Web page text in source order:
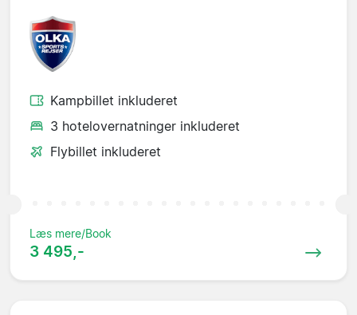
Kampbillet inkluderet
3 hotelovernatninger inkluderet
Flybillet inkluderet
Læs mere/Book
3 495,-